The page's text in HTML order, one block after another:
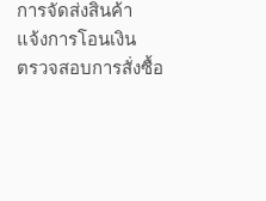
การจัดส่งสินค้า
แจ้งการโอนเงิน
ตรวจสอบการสั่งซื้อ